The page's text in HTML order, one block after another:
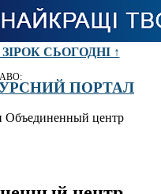
СЬОГОДНІ ↑
ПОРТАЛ
Объединенный центр